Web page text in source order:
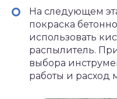
На следующем
покраска
использовать
распылитель. При
выбора
работы и расход